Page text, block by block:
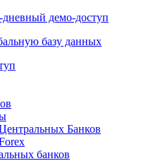
дневный демо-доступ
базу данных
Банков
банков